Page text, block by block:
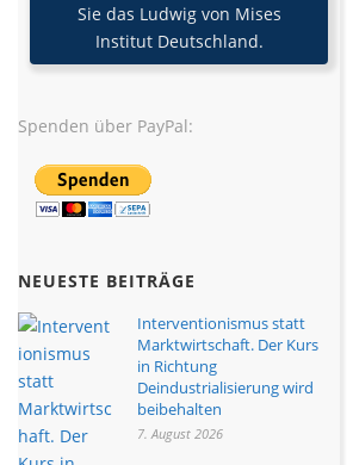
Sie das Ludwig von Mises
Institut Deutschland.
Spenden über PayPal:
NEUESTE BEITRÄGE
Interventionismus statt
Marktwirtschaft. Der Kurs
in Richtung
Deindustrialisierung wird
beibehalten
7. August 2026